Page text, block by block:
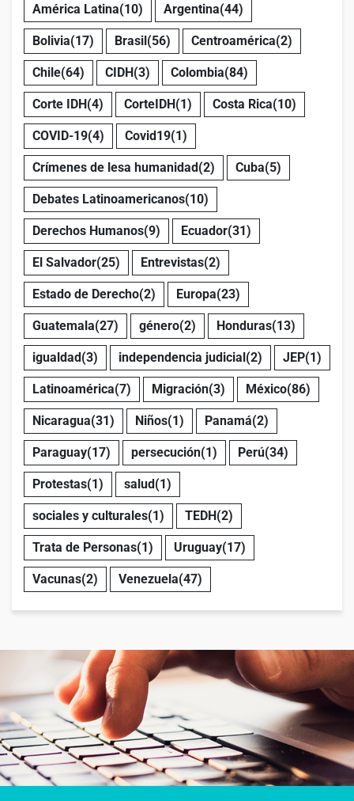
América Latina(10) Argentina(44)
Bolivia(17) Brasil(56) Centroamérica(2)
Chile(64) CIDH(3) Colombia(84)
Corte IDH(4) CorteIDH(1) Costa Rica(10)
COVID-19(4) Covid19(1)
Crímenes de lesa humanidad(2) Cuba(5)
Debates Latinoamericanos(10)
Derechos Humanos(9) Ecuador(31)
El Salvador(25) Entrevistas(2)
Estado de Derecho(2) Europa(23)
Guatemala(27) género(2) Honduras(13)
igualdad(3) independencia judicial(2) JEP(1)
Latinoamérica(7) Migración(3) México(86)
Nicaragua(31) Niños(1) Panamá(2)
Paraguay(17) persecución(1) Perú(34)
Protestas(1) salud(1)
sociales y culturales(1) TEDH(2)
Trata de Personas(1) Uruguay(17)
Vacunas(2) Venezuela(47)